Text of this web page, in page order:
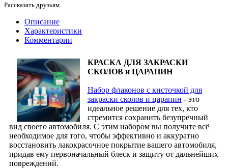
Рассказать друзьям
Описание
Характеристики
Комментарии
КРАСКА ДЛЯ ЗАКРАСКИ
СКОЛОВ и ЦАРАПИН
Набор флаконов с кисточкой для
закраски сколов и царапин - это
идеальное решение для тех, кто
стремится сохранить безупречный
вид своего автомобиля. С этим набором вы получите всё
необходимое для того, чтобы эффективно и аккуратно
восстановить лакокрасочное покрытие вашего автомобиля,
придав ему первоначальный блеск и защиту от дальнейших
повреждений.